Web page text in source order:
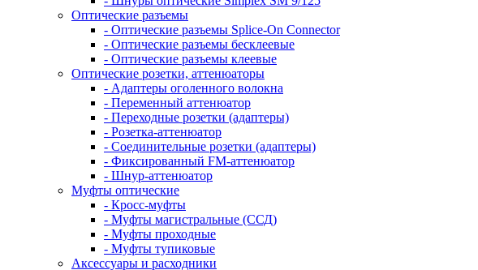
Оптические разъемы
- Оптические разъемы Splice-On Connector
- Оптические разъемы бесклеевые
- Оптические разъемы клеевые
Оптические розетки, аттенюаторы
- Адаптеры оголенного волокна
- Переменный аттенюатор
- Переходные розетки (адаптеры)
- Розетка-аттенюатор
- Соединительные розетки (адаптеры)
- Фиксированный FM-аттенюатор
- Шнур-аттенюатор
Муфты оптические
- Кросс-муфты
- Муфты магистральные (ССД)
- Муфты проходные
- Муфты тупиковые
Аксессуары и расходники